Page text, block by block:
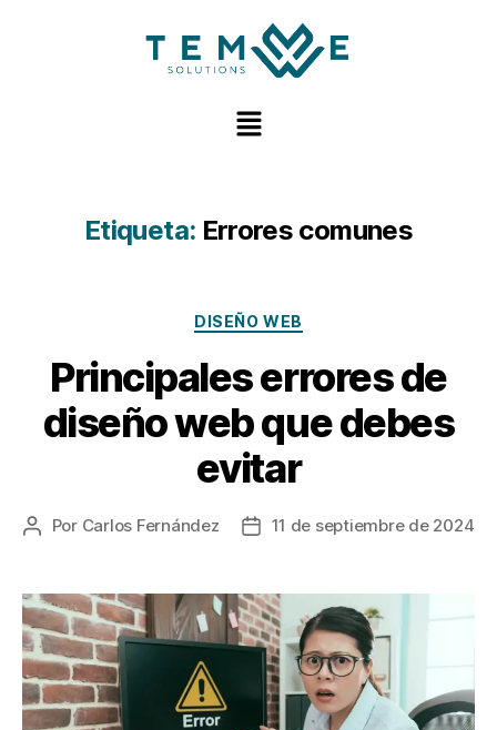
Etiqueta: Errores comunes
DISEÑO WEB
Principales errores de
diseño web que debes
evitar
Por Carlos Fernández 11 de septiembre de 2024